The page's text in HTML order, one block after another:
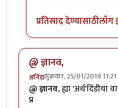
प्रतिसाद देण्यासाठीलॉग
@ ज्ञानव,
अनिंद्यशुक्रवार, 25/01/2019 11:21
@ ज्ञानव,ह्या 'अर्थ'दिंडीचा
प्र